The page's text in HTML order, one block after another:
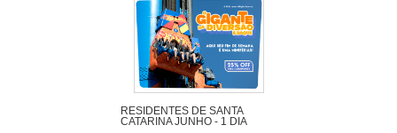
RESIDENTES DE SANTA
CATARINA JUNHO - 1 DIA